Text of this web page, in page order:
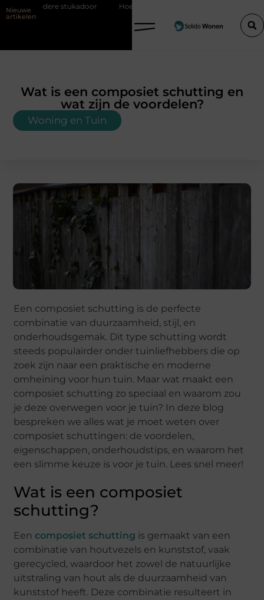
Nieuwe
artikelen
Hoe bouwfolie zorgt voor een sterker en droger bouwproject
Wat is een composiet schutting en
wat zijn de voordelen?
Woning en Tuin
Een composiet schutting is de perfecte
combinatie van duurzaamheid, stijl, en
onderhoudsgemak. Dit type schutting wordt
steeds populairder onder tuinliefhebbers die op
zoek zijn naar een praktische en moderne
omheining voor hun tuin. Maar wat maakt een
composiet schutting zo speciaal en waarom zou
je deze overwegen voor je tuin? In deze blog
bespreken we alles wat je moet weten over
composiet schuttingen: de voordelen,
eigenschappen, onderhoudstips, en waarom het
een slimme keuze is voor je tuin. Lees snel meer!
Wat is een composiet
schutting?
Een composiet schutting is gemaakt van een
combinatie van houtvezels en kunststof, vaak
gerecycled, waardoor het zowel de natuurlijke
uitstraling van hout als de duurzaamheid van
kunststof heeft. Deze combinatie resulteert in